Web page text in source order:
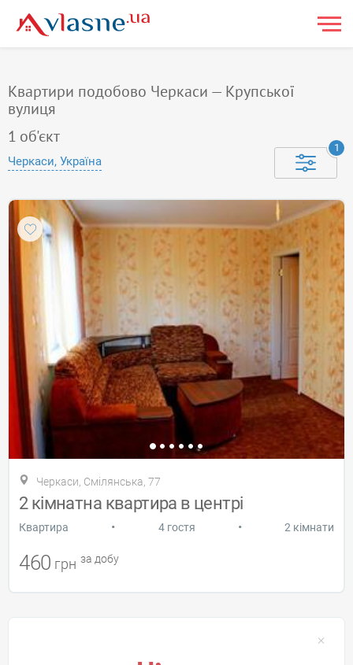
Квартири подобово Черкаси — Крупської
вулиця
1 об'єкт
Черкаси, Україна
1
Черкаси, Смілянська, 77
2 кімнатна квартира в центрі
Квартира • 4 гостя • 2 кімнати
460 грн за добу